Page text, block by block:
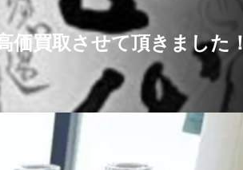
買取させて頂きました！